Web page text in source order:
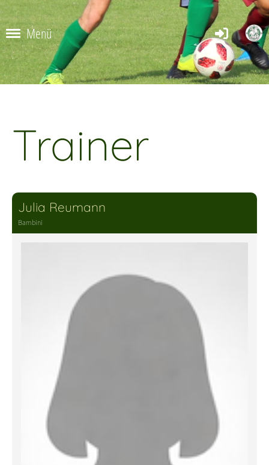
Menü
Trainer
Julia Reumann
Bambini